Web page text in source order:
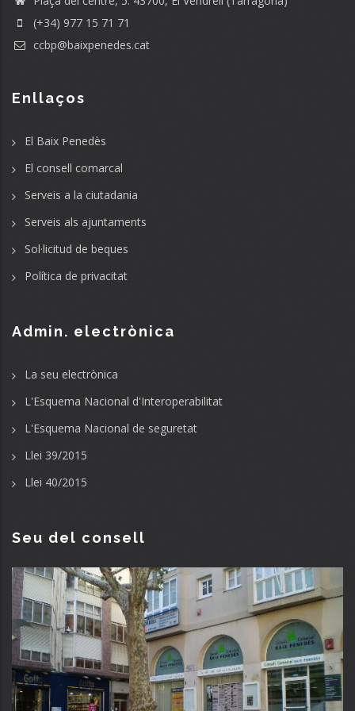
(+34) 977 15 71 71
ccbp@baixpenedes.cat
Enllaços
El Baix Penedès
El consell comarcal
Serveis a la ciutadania
Serveis als ajuntaments
Sol·licitud de beques
Política de privacitat
Admin. electrònica
La seu electrònica
L'Esquema Nacional d'Interoperabilitat
L'Esquema Nacional de seguretat
Llei 39/2015
Llei 40/2015
Seu del consell